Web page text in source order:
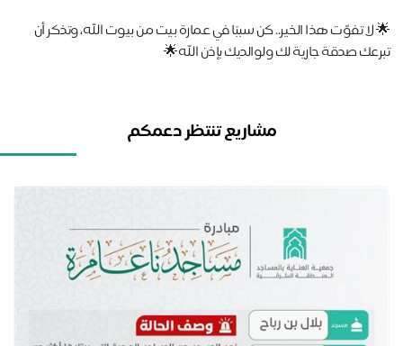
لا تفوّت هذا الخير.. كن سببًا في عمارة بيت من بيوت الله، وتذكر أن
صدقة جارية لك ولوالديك بإذن الله🌟
مشاريع تنتظر دعمكم